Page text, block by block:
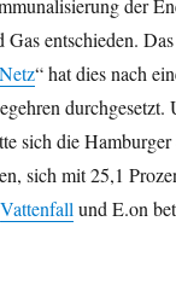
der
Gas entschieden.
“ hat dies nach
sich die
sich mit 25,1
Vattenfallund E.on